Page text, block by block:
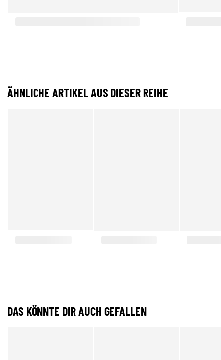
ÄHNLICHE ARTIKEL AUS DIESER REIHE
DAS KÖNNTE DIR AUCH GEFALLEN